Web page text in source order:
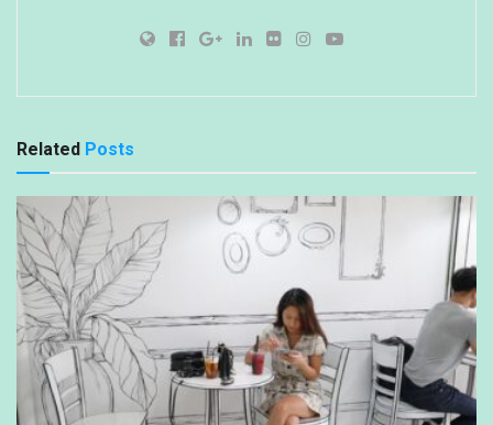
Related Posts